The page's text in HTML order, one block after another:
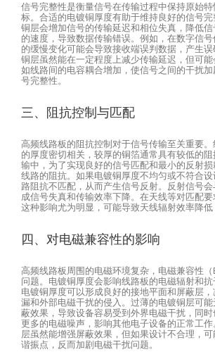
信号完整性是衡量信号在传输过程中保持原始
标。合适的电镀铜厚度有助于维持良好的信号
铜层会增加信号的传输延迟和相位失真，降低
的速度，导致数据传输错误。例如，在数字信
的缓慢变化可能会导致接收端误判数据，产生
铜层虽然能在一定程度上减少传输延迟，但可能
如线路间的电容耦合增加，使信号之间的干扰
号完整性。
三、阻抗控制与匹配
高频线路板的阻抗控制对于信号传输至关重要
的厚度密切相关，较厚的铜箔通常具有较低的
输中，为了实现良好的信号匹配和最小的反射
线路的阻抗。如果电镀铜厚度不均匀或不符合
路阻抗不匹配，从而产生信号反射。反射信号
成信号失真和传输效率下降。在天线等对匹配要
这种影响尤为明显，可能导致天线辐射效率降低
四、对电磁兼容性的影响
高频线路板周围的电磁环境复杂，电磁兼容性
问题。电镀铜厚度会影响线路板的电磁辐射和
电镀铜厚度可以形成良好的接地平面和屏蔽层
漏和外部电磁干扰的侵入。过薄的电镀铜层可
蔽效果，导致设备容易受到外界电磁干扰，同
更多的电磁噪声，影响其他电子设备的正常工
层虽然能增强屏蔽效果，但如果设计不合理，
谐振点，反而加剧电磁干扰问题。